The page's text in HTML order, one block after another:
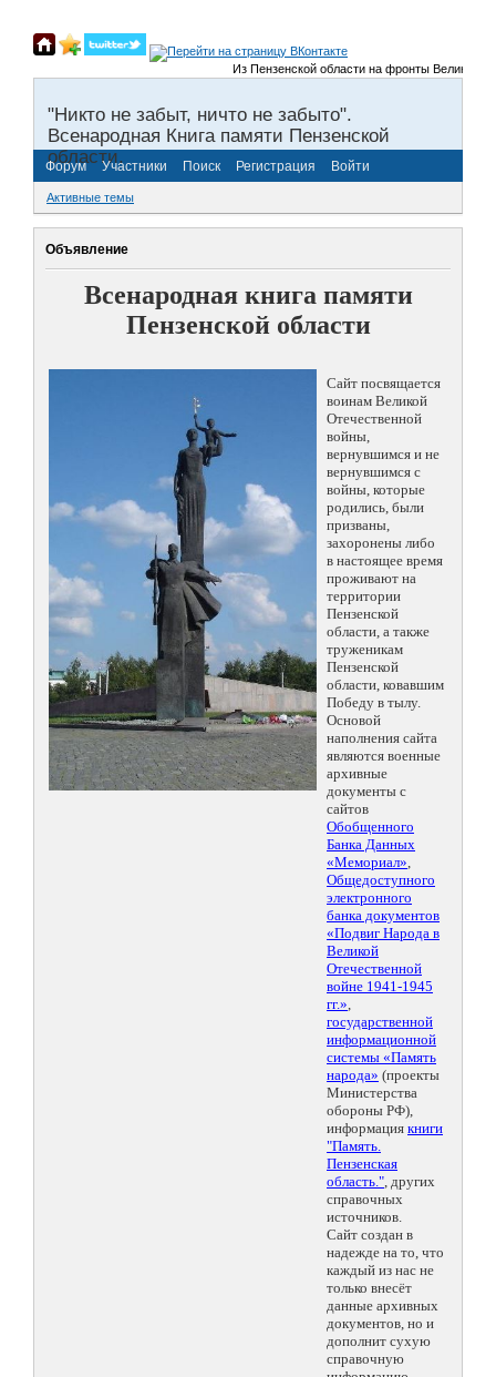
Из Пензенской области на фронты Великой
"Никто не забыт, ничто не забыто".
Всенародная Книга памяти Пензенской
области.
Форум Участники Поиск Регистрация Войти
Активные темы
Объявление
Всенародная книга памяти
Пензенской области
Сайт посвящается
воинам Великой
Отечественной
войны,
вернувшимся и не
вернувшимся с
войны, которые
родились, были
призваны,
захоронены либо
в настоящее время
проживают на
территории
Пензенской
области, а также
труженикам
Пензенской
области, ковавшим
Победу в тылу.
Основой
наполнения сайта
являются военные
архивные
документы с
сайтов
Обобщенного
Банка Данных
«Мемориал»,
Общедоступного
электронного
банка документов
«Подвиг Народа в
Великой
Отечественной
войне 1941-1945
гг.»,
государственной
информационной
системы «Память
народа» (проекты
Министерства
обороны РФ),
информация книги
"Память.
Пензенская
область.", других
справочных
источников.
Сайт создан в
надежде на то, что
каждый из нас не
только внесёт
данные архивных
документов, но и
дополнит сухую
справочную